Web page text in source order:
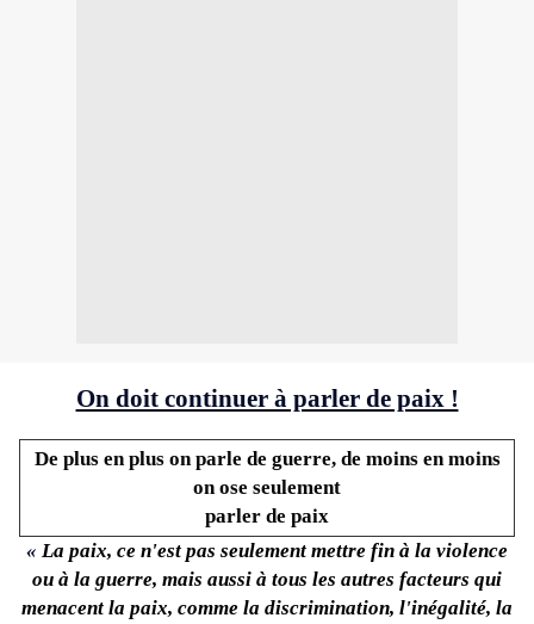
On doit continuer à parler de paix !
De plus en plus on parle de guerre, de moins en moins
on ose seulement
parler de paix
« La paix, ce n'est pas seulement mettre fin à la violence
ou à la guerre, mais aussi à tous les autres facteurs qui
menacent la paix, comme la discrimination, l'inégalité, la